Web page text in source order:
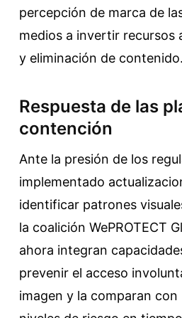
percepción de marca de
medios a invertir recursos
y eliminación de contenido.
Respuesta de las
contención
Ante la presión de los
implementado
identificar patrones
la coalición WePROTECT
ahora integran
prevenir el acceso
imagen y la comparan